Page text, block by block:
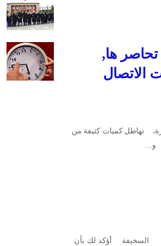
تحاصر ها,
الاتصال
تهاطل كميات كثيفة من
و…
السخيفة أؤكد لك بأن